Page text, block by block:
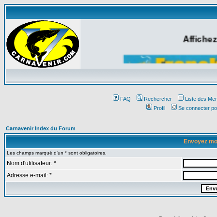
FAQ Rechercher
Liste des
Profil
Se connecter
Carnavenir Index du Forum
Envoyez
Les champs marqué d'un * sont obligatoires.
Nom d'utilisateur: *
Adresse e-mail: *